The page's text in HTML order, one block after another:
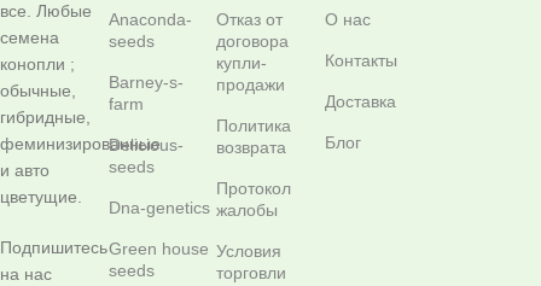
все. Любые
семена
конопли ;
обычные,
гибридные,
феминизированные
и авто
цветущие.
Подпишитесь
на нас
Anaconda-
seeds
Barney-s-
farm
Delicious-
seeds
Dna-genetics
Green house
seeds
Отказ от
договора
купли-
продажи
Политика
возврата
Протокол
жалобы
Условия
торговли
О нас
Контакты
Доставка
Блог